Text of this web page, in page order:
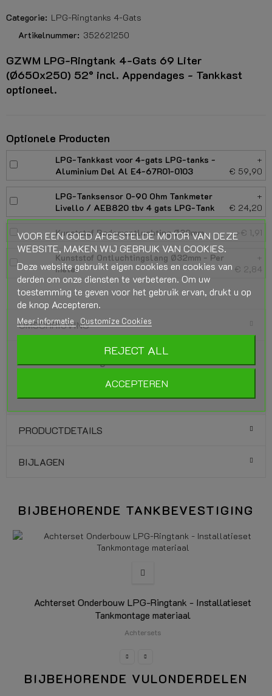
Categorie: LPG-Ringtanks 4-Gats
Artikelnummer: 352621250
GZWM LPG-Ringtank 4-Gats 69 Liter
(Ø650x250) 52° incl. Appendages - Tankkast
optioneel.
Optionele Producten
LPG-Tankkast voor 4-gats LPG-tanks -
Aluminium Del Al E4-67R01-0103
+
€ 59,90
LPG-Tanksensor 0-90 Ohm Tankmeter
Livello / AEB820 tbv 4 gats LPG-Tank
+
€ 24,20
Kunststof Bodemontluchting Ø30mm +€ 1,91
Kunststof Ontluchtingslang Ø32mm - Per
meter
+
€ 2,84
OMSCHRIJVING
GZWM LPG-Ringtank 4-Gats 69 Liter
Tankkast optioneel.
PRODUCTDETAILS
BIJLAGEN
BIJBEHORENDE TANKBEVESTIGING
Achterset Onderbouw LPG-Ringtank - Installatieset
Tankmontage materiaal
Achtersets
VOOR EEN GOED AFGESTELDE MOTOR VAN DEZE
WEBSITE, MAKEN WIJ GEBRUIK VAN COOKIES.
Deze website gebruikt eigen cookies en cookies van
derden om onze diensten te verbeteren. Om uw
toestemming te geven voor het gebruik ervan, drukt u op
de knop Accepteren.
Meer informatie Customize Cookies
REJECT ALL
ACCEPTEREN